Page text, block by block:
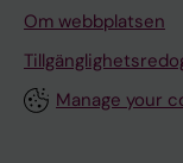
Om webbplatsen
Manage your